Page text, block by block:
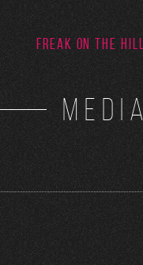
FREAK ON THE HILL
MEDIA